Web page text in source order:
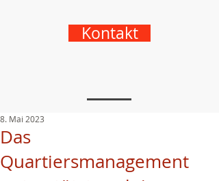
Kontakt
Das
Quartiersmanagement
8. Mai 2023